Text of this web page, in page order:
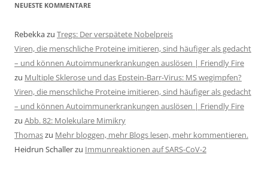
NEUESTE KOMMENTARE
Rebekkazu Tregs: Der verspätete Nobelpreis
Viren, die menschliche Proteine imitieren, sind häufiger als gedacht
– und können Autoimmunerkrankungen auslösen | Friendly Fire
zu Multiple Sklerose und das Epstein-Barr-Virus: MS wegimpfen?
Viren, die menschliche Proteine imitieren, sind häufiger als gedacht
– und können Autoimmunerkrankungen auslösen | Friendly Fire
zu Abb. 82: Molekulare Mimikry
Thomaszu Mehr bloggen, mehr Blogs lesen, mehr kommentieren.
Heidrun Schallerzu Immunreaktionen auf SARS-CoV-2